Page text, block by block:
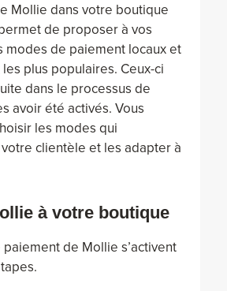
Mollie dans votre boutique
de proposer à vos
modes de paiement locaux et
plus populaires. Ceux-ci
dans le processus de
avoir été activés. Vous
les modes qui
clientèle et les adapter à
à votre boutique
de Mollie s’activent